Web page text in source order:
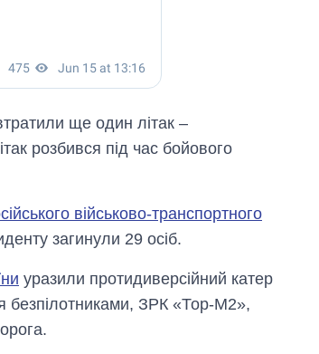
ще один літак –
розбився під час бойового
військово-транспортного
загинули 29 осіб.
уразили протидиверсійний катер
безпілотниками, ЗРК «Тор-М2»,